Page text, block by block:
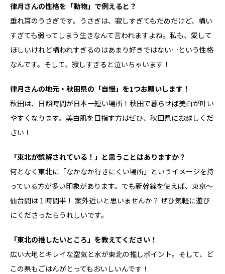
――律月さんの性格を「動物」で例えると？
垂れ耳のうさぎです。うさぎは、寂しすぎてもだめだけど、構い
すぎても弱ってしまう生きなんて言われますよね。私も、愛して
ほしいけれど構われすぎるのはあまり好きではない…という性格
なんです。そして、寂しすぎると泣いちゃいます！
――律月さんの地元・秋田県の「自慢」を1つお願いします！
秋田は、日照時間が日本一短い場所！秋田で暮らせば美白が叶い
やすくなります。美白肌を目指す方はぜひ、秋田県にお越しくだ
さい！
――「東北が誤解されている！」と思うことはありますか？
何となく東北に「なかなか行きにくい場所」というイメージを持
っている方が多い印象があります。でも新幹線を使えば、東京～
仙台間は１時間半！ 案外近いと思いませんか？ ぜひ気軽に遊び
にくださったらうれしいです。
――「東北の推したいところ」を教えてください！
広い大地とキレイな空気と水が東北の推しポイント。そして、ど
この県もごはんがとってもおいしいんです！